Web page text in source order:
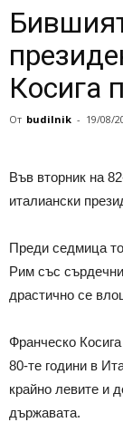
Косига
От budilnik - 19/08/
Във вторник на
италиански
Преди седмица
Рим със
драстично се
Франческо
80-те години в
крайно левите и
държавата.